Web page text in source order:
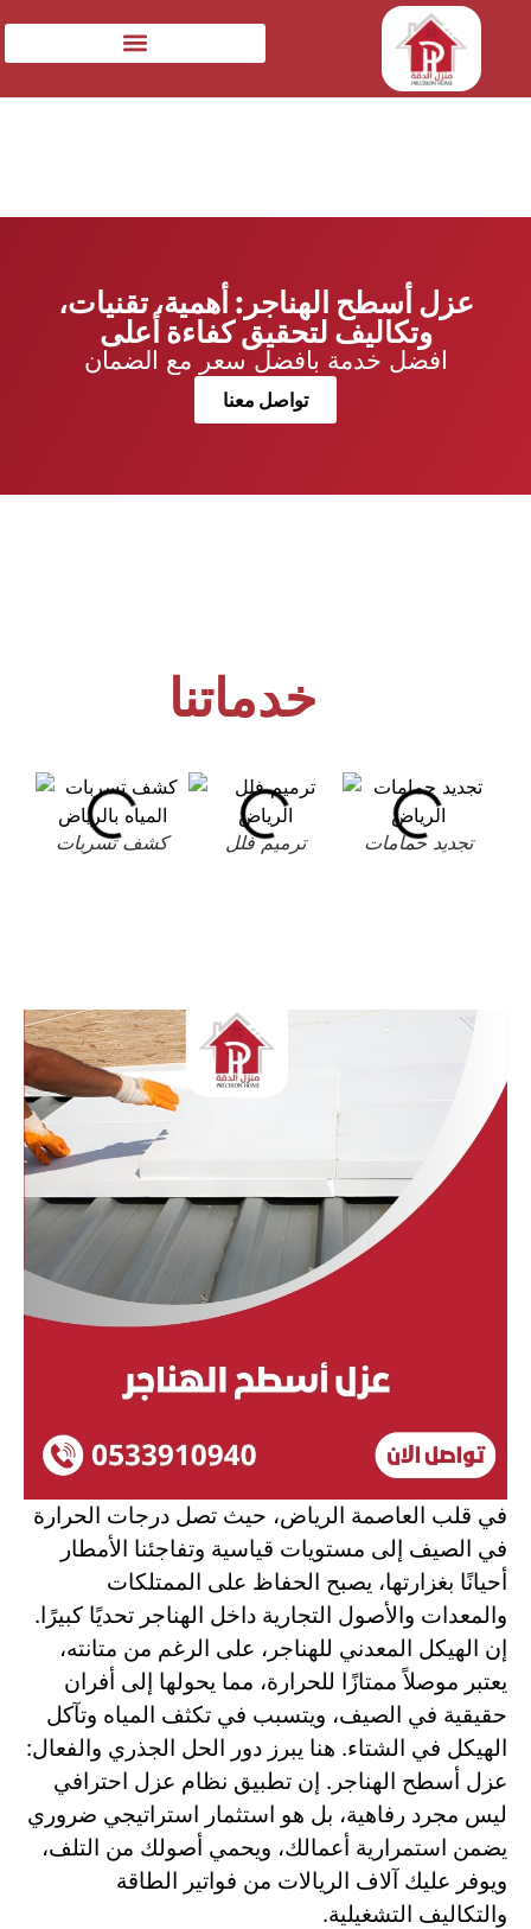
عزل أسطح الهناجر: أهمية، تقنيات،
وتكاليف لتحقيق كفاءة أعلى
افضل خدمة بافضل سعر مع الضمان
تواصل معنا
خدماتنا
كشف تسربات ترميم فلل تجديد حمامات
في قلب العاصمة الرياض، حيث تصل درجات الحرارة
في الصيف إلى مستويات قياسية وتفاجئنا الأمطار
أحيانًا بغزارتها، يصبح الحفاظ على الممتلكات
والمعدات والأصول التجارية داخل الهناجر تحديًا كبيرًا.
إن الهيكل المعدني للهناجر، على الرغم من متانته،
يعتبر موصلاً ممتازًا للحرارة، مما يحولها إلى أفران
حقيقية في الصيف، ويتسبب في تكثف المياه وتآكل
الهيكل في الشتاء. هنا يبرز دور الحل الجذري والفعال:
عزل أسطح الهناجر. إن تطبيق نظام عزل احترافي
ليس مجرد رفاهية، بل هو استثمار استراتيجي ضروري
يضمن استمرارية أعمالك، ويحمي أصولك من التلف،
ويوفر عليك آلاف الريالات من فواتير الطاقة
والتكاليف التشغيلية.